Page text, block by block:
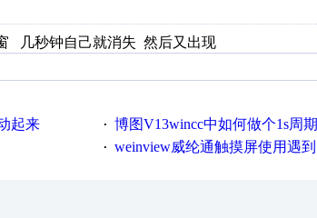
几秒钟自己就消失 然后又出现
起来 · 博图V13wincc中如何做个1s周期循环的脚本
· weinview威纶通触摸屏使用遇到的问题